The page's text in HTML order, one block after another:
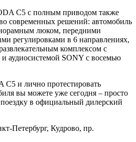
C5 с полным приводом также
современных решений: автомобиль
люком, передними
регулировками в 6 направлениях,
комплексом с
аудиосистемой SONY с восемью
и лично протестировать
вы можете уже сегодня – просто
в официальный дилерский
Петербург, Кудрово, пр.